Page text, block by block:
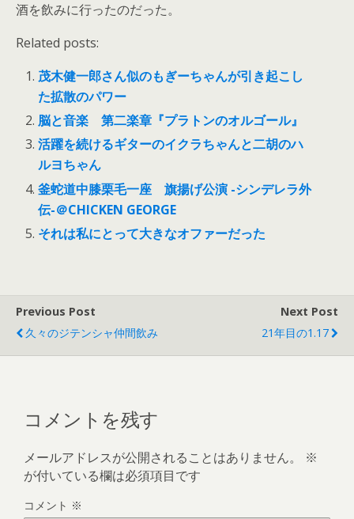
酒を飲みに行ったのだった。
Related posts:
茂木健一郎さん似のもぎーちゃんが引き起こし
た拡散のパワー
脳と音楽 第二楽章『プラトンのオルゴール』
活躍を続けるギターのイクラちゃんと二胡のハ
ルヨちゃん
釜蛇道中膝栗毛一座 旗揚げ公演 -シンデレラ外
伝-＠CHICKEN GEORGE
それは私にとって大きなオファーだった
Previous Post
久々のジテンシャ仲間飲み
Next Post
21年目の1.17
コメントを残す
メールアドレスが公開されることはありません。
※
が付いている欄は必須項目です
コメント ※